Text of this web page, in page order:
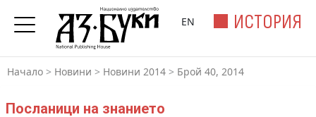
ИСТОРИЯ
EN
Начало > Новини > Новини 2014 > Брой 40, 2014
Посланици на знанието